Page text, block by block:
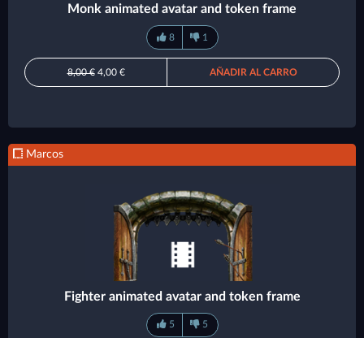
Monk animated avatar and token frame
8 1
8,00 €4,00 € AÑADIR AL CARRO
Marcos
Fighter animated avatar and token frame
5 5